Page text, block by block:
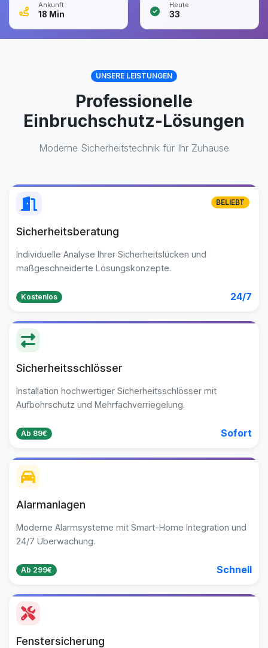
Ankunft
18 Min
Heute
33
UNSERE LEISTUNGEN
Professionelle
Einbruchschutz-Lösungen
Moderne Sicherheitstechnik für Ihr Zuhause
Sicherheitsberatung
Individuelle Analyse Ihrer Sicherheitslücken und
maßgeschneiderte Lösungskonzepte.
Kostenlos 24/7
BELIEBT
Sicherheitsschlösser
Installation hochwertiger Sicherheitsschlösser mit
Aufbohrschutz und Mehrfachverriegelung.
Ab 89€ Sofort
Alarmanlagen
Moderne Alarmsysteme mit Smart-Home Integration und
24/7 Überwachung.
Ab 299€ Schnell
Fenstersicherung